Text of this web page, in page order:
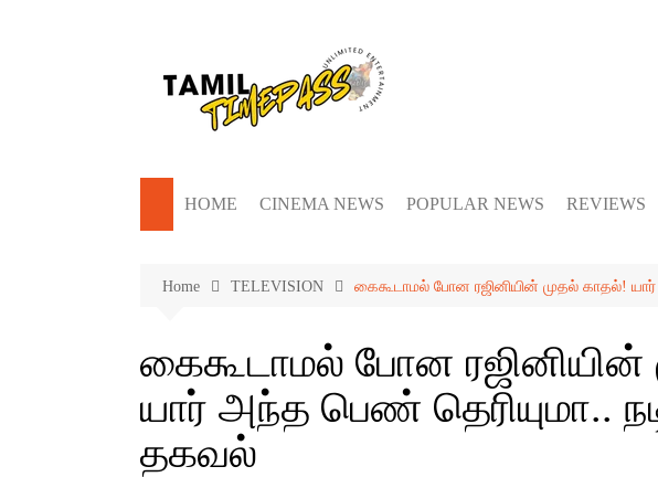
HOME CINEMA NEWS POPULAR NEWS REVIEWS
Home TELEVISION கைகூடாமல் போன ரஜினியின் முதல் காதல்!
கைகூடாமல் போன ரஜினியின்
யார் அந்த பெண் தெரியுமா..
தகவல்